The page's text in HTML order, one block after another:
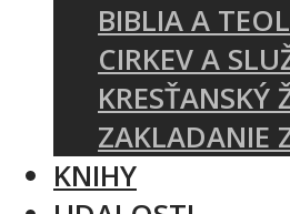
BIBLIA A
CIRKEV A
KRESŤANSKÝ
ZAKLADANIE
KNIHY